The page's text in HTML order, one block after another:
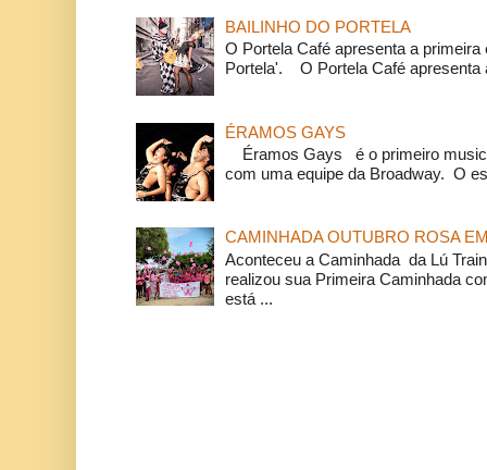
BAILINHO DO PORTELA
O Portela Café apresenta a
Portela'. O Portela Café apresenta
ÉRAMOS GAYS
Éramos Gays é o primeiro
com uma equipe da Broadway. O
CAMINHADA OUTUBRO ROSA
Aconteceu a Caminhada da Lú
realizou sua Primeira Caminhada
está ...